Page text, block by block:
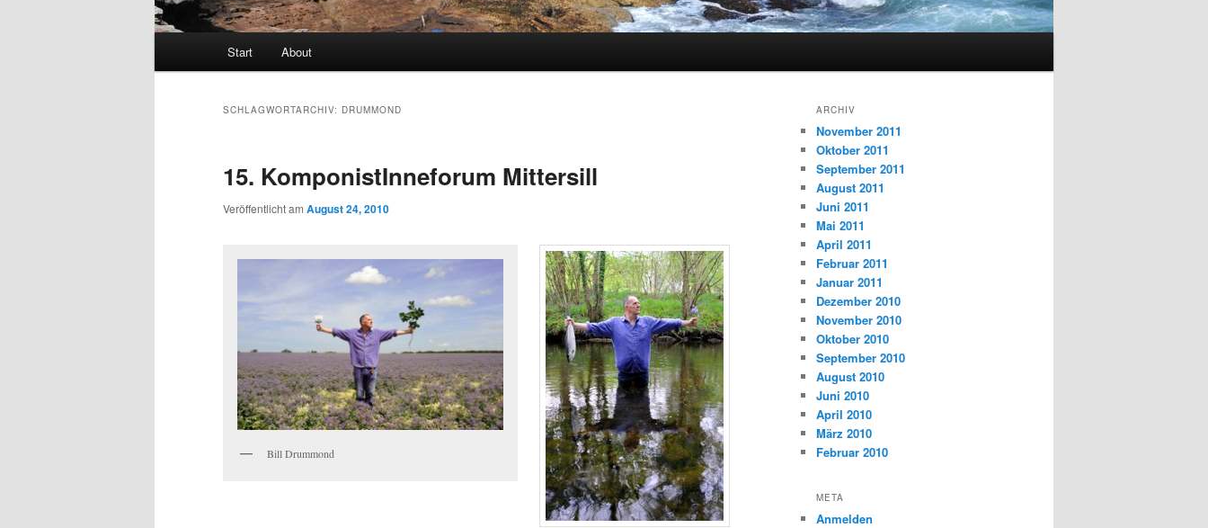
Start About
SCHLAGWORTARCHIV: DRUMMOND
15. KomponistInneforum Mittersill
Veröffentlicht am August 24, 2010
Bill Drummond
ARCHIV
November 2011
Oktober 2011
September 2011
August 2011
Juni 2011
Mai 2011
April 2011
Februar 2011
Januar 2011
Dezember 2010
November 2010
Oktober 2010
September 2010
August 2010
Juni 2010
April 2010
März 2010
Februar 2010
META
Anmelden